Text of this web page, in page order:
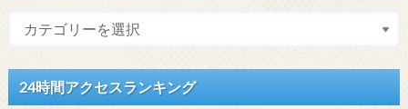
24時間アクセスランキング